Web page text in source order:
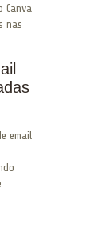
Canva
nas
email